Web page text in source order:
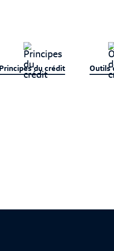
Principes du crédit Outils